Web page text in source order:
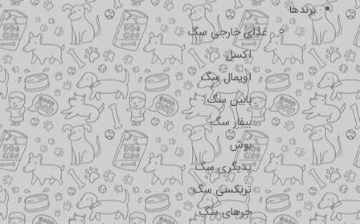
برندها
غذای خارجی سگ
اکسل
اویمال سگ
بابین سگ
بیفار سگ
بوش
پدیگری سگ
تریکسی سگ
جرهای سگ